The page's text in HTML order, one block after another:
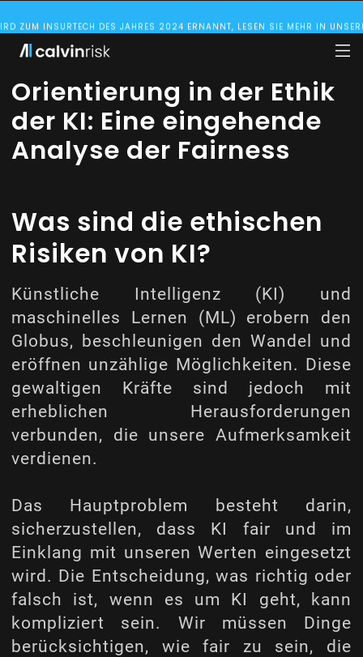
Orientierung in der Ethik
der KI: Eine eingehende
Analyse der Fairness
Was sind die ethischen
Risiken von KI?
Künstliche Intelligenz (KI) und
maschinelles Lernen (ML) erobern den
Globus, beschleunigen den Wandel und
eröffnen unzählige Möglichkeiten. Diese
gewaltigen Kräfte sind jedoch mit
erheblichen Herausforderungen
verbunden, die unsere Aufmerksamkeit
verdienen.
Das Hauptproblem besteht darin,
sicherzustellen, dass KI fair und im
Einklang mit unseren Werten eingesetzt
wird. Die Entscheidung, was richtig oder
falsch ist, wenn es um KI geht, kann
kompliziert sein. Wir müssen Dinge
berücksichtigen, wie fair zu sein, die